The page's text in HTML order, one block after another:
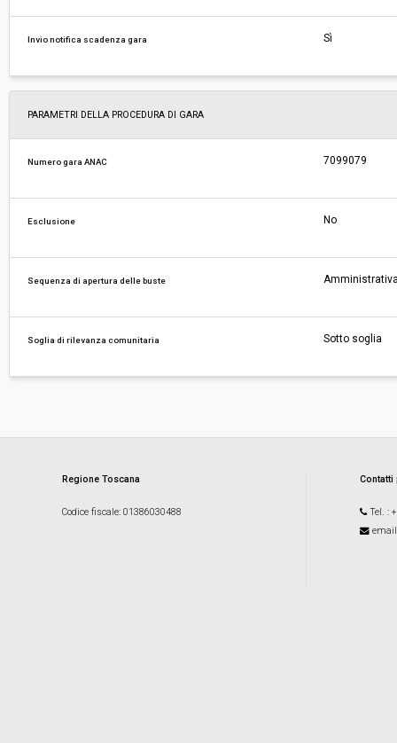
Invio notifica scadenza gara Sì
PARAMETRI DELLA PROCEDURA DI GARA
Numero gara ANAC 7099079
Esclusione No
Sequenza di apertura delle buste
Soglia di rilevanza comunitaria Sotto soglia
Regione Toscana
Codice fiscale: 01386030488 Tel. :
email